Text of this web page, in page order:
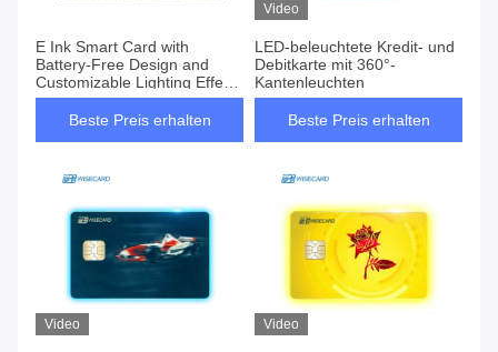
E Ink Smart Card with
Battery-Free Design and
Customizable Lighting Effects
for Extreme Temperatures
Beste Preis erhalten
Video
LED-beleuchtete Kredit- und
Debitkarte mit 360°-
Kantenleuchten
Beste Preis erhalten
Video Video